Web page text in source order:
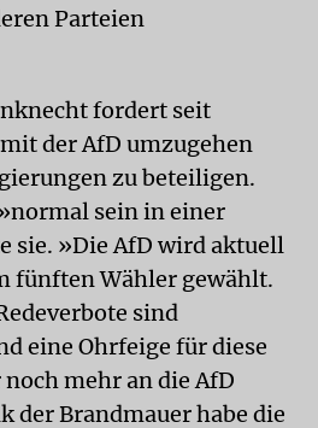
Parteien
fordert seit
der AfD umzugehen
zu beteiligen.
sein in einer
sie. »Die AfD wird aktuell
fünften Wähler gewählt.
sind
eine Ohrfeige für diese
mehr an die AfD
der Brandmauer habe die